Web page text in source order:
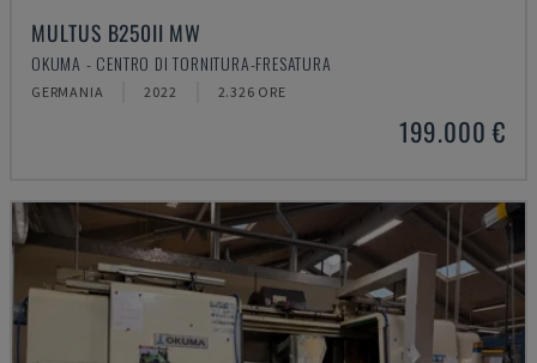
MULTUS B250II MW
OKUMA - CENTRO DI TORNITURA-FRESATURA
GERMANIA 2022 2.326 ORE
199.000 €